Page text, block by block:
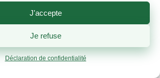
J'accepte
Je refuse
Déclaration de confidentialité
Samedi : du 11
septembre 2026
8h30 à 11h45